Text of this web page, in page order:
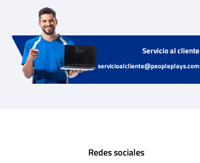
Servicio al cliente
servicioalcliente@peopleplays.com
Redes sociales